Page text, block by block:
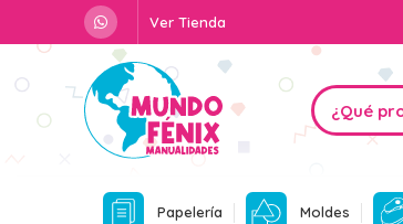
Ver Tienda
Papelería Moldes